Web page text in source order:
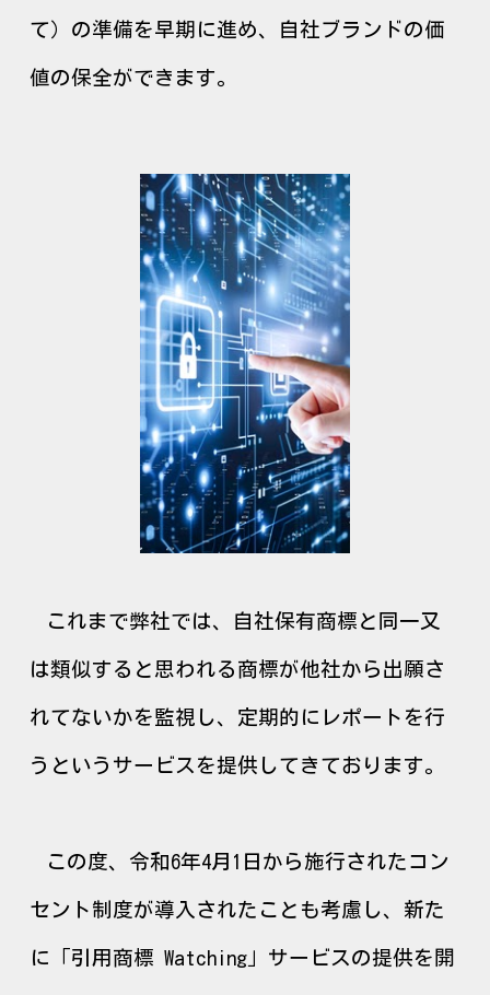
て）の準備を早期に進め、自社ブランドの価
値の保全ができます。
これまで弊社では、自社保有商標と同一又
は類似すると思われる商標が他社から出願さ
れてないかを監視し、定期的にレポートを行
うというサービスを提供してきております。
この度、令和6年4月1日から施行されたコン
セント制度が導入されたことも考慮し、新た
に「引用商標 Watching」サービスの提供を開